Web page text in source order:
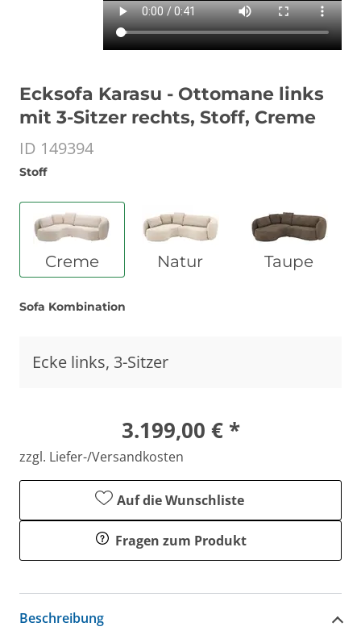
Ecksofa Karasu - Ottomane links
mit 3-Sitzer rechts, Stoff, Creme
ID 149394
Stoff
Creme Natur Taupe
Sofa Kombination
Ecke links, 3-Sitzer
3.199,00 € *
zzgl. Liefer-/Versandkosten
Auf die Wunschliste
Fragen zum Produkt
Beschreibung